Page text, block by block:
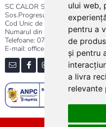
ului web,
pentru a
de
și pentru
a livra
relevante
SC CALOR SRL
Sos.Progresului nr.30-40,
Cod Unic de Inregistrare: RO
Numarul din Registrul
Telefoane: 0737.23.44.44|
E-mail: office@calor.ro